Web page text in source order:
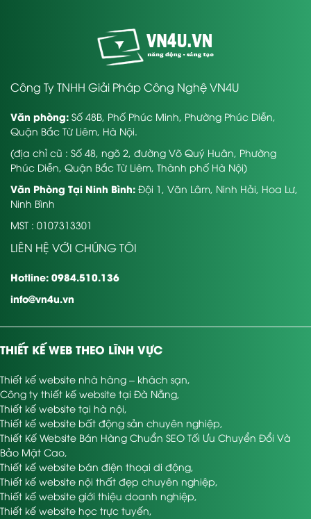
Công Ty TNHH Giải Pháp Công Nghệ VN4U
Văn phòng: Số 48B, Phố Phúc Minh, Phường Phúc Diễn,
Quận Bắc Từ Liêm, Hà Nội.
(địa chỉ cũ : Số 48, ngõ 2, đường Võ Quý Huân, Phường
Phúc Diễn, Quận Bắc Từ Liêm, Thành phố Hà Nội)
Văn Phòng Tại Ninh Bình: Đội 1, Văn Lâm, Ninh Hải, Hoa Lư,
Ninh Bình
MST : 0107313301
LIÊN HỆ VỚI CHÚNG TÔI
Hotline: 0984.510.136
info@vn4u.vn
THIẾT KẾ WEB THEO LĨNH VỰC
Thiết kế website nhà hàng – khách sạn,
Công ty thiết kế website tại Đà Nẵng,
Thiết kế website tại hà nội,
Thiết kế website bất động sản chuyên nghiệp,
Thiết Kế Website Bán Hàng Chuẩn SEO Tối Ưu Chuyển Đổi Và
Bảo Mật Cao,
Thiết kế website bán điện thoại di động,
Thiết kế website nội thất đẹp chuyên nghiệp,
Thiết kế website giới thiệu doanh nghiệp,
Thiết kế website học trực tuyến,